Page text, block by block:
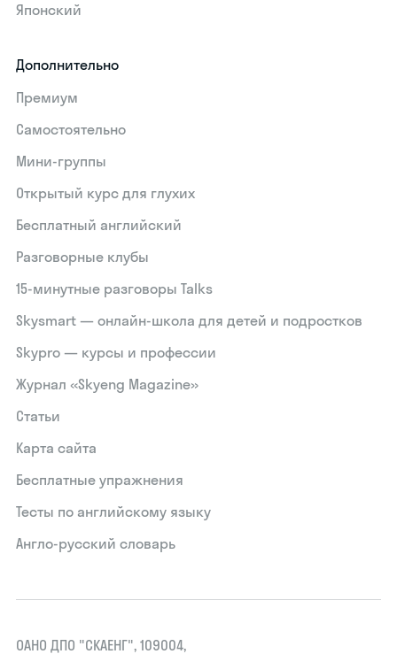
Японский
Дополнительно
Премиум
Самостоятельно
Мини-группы
Открытый курс для глухих
Бесплатный английский
Разговорные клубы
15‑минутные разговоры Talks
Skysmart — онлайн-школа для детей и подростков
Skypro — курсы и профессии
Журнал «Skyeng Magazine»
Статьи
Карта сайта
Бесплатные упражнения
Тесты по английскому языку
Англо-русский словарь
ОАНО ДПО "СКАЕНГ", 109004,